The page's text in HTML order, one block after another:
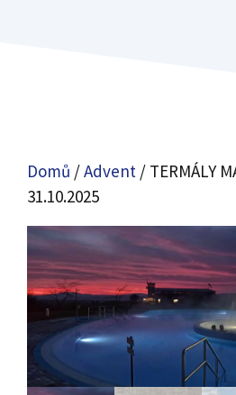
Domů /Advent / TERMÁLY
31.10.2025